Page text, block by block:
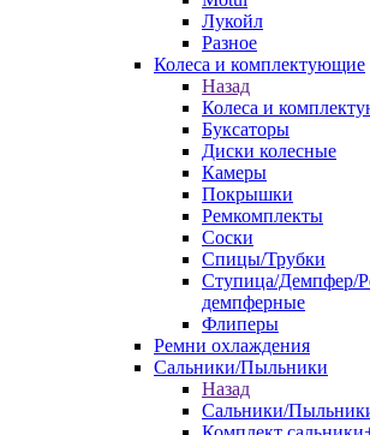
Лукойл
Разное
Колеса и комплектующие
Назад
Колеса и
Буксаторы
Диски колесные
Камеры
Покрышки
Ремкомплекты
Соски
Спицы/Трубки
Ступица/Демпфер/
демпферные
Флиперы
Ремни охлаждения
Сальники/Пыльники
Назад
Сальники/